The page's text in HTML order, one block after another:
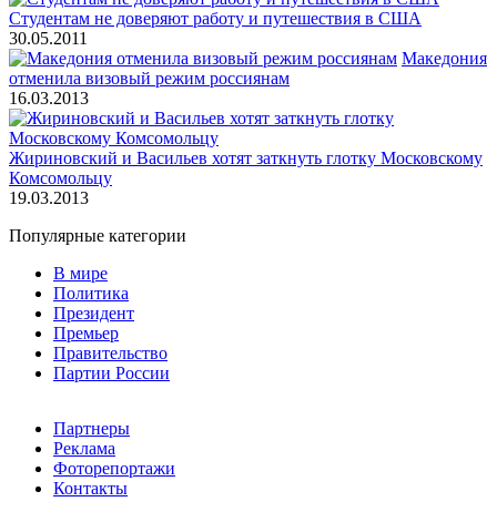
Студентам не доверяют работу и путешествия в США
30.05.2011
Македония
отменила визовый режим россиянам
16.03.2013
Жириновский и Васильев хотят заткнуть глотку Московскому
Комсомольцу
19.03.2013
Популярные категории
В мире
Политика
Президент
Премьер
Правительство
Партии России
Партнеры
Реклама
Фоторепортажи
Контакты